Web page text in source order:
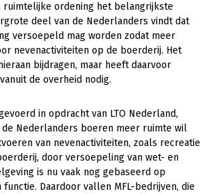
landbouw
ruimtelijke ordening het belangrijkste
deel van de Nederlanders vindt dat
versoepeld mag worden zodat meer
nevenactiviteiten op de boerderij. Het
bijdragen, maar heeft daarvoor
de overheid nodig.
in opdracht van LTO Nederland,
de Nederlanders boeren meer ruimte wil
van nevenactiviteiten, zoals recreatie
door versoepeling van wet- en
is nu vaak nog gebaseerd op
functie. Daardoor vallen MFL-bedrijven, die